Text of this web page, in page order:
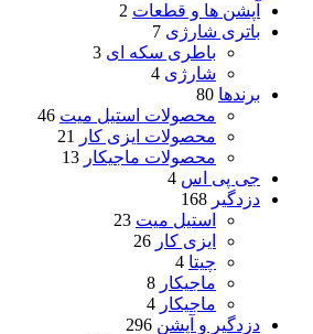
آپشن ها و قطعات 2
باتری شارژی 7
باطری سکه ای 3
شارژی 4
برندها 80
محصولات استیل میت 46
محصولات ایزی کار
21
محصولات ماجیکار 13
جی پی اس 4
دزدگیر 168
استیل میت 23
ایزی کار 26
چیتا 4
ماجیکار 8
ماجیکار 4
دزدگیر و آپشن 296